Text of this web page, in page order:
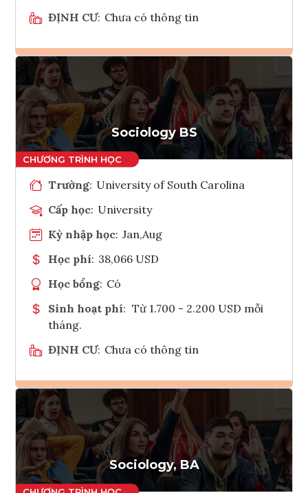
ĐỊNH CƯ: Chưa có thông tin
Ghi danh
Tham vấn Interlink
Sociology BS
Trường: University of South Carolina
Cấp học: University
Kỳ nhập học: Jan,Aug
Học phí: 38,066 USD
Học bổng: Có
Sinh hoạt phí: Từ 1.700 - 2.200 USD mỗi
tháng.
ĐỊNH CƯ: Chưa có thông tin
Ghi danh
Tham vấn Interlink
Sociology, BA